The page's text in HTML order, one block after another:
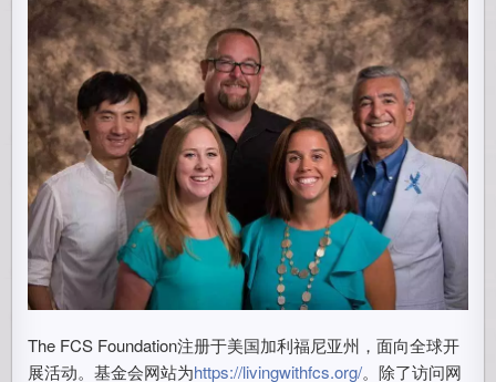
The FCS Foundation注册于美国加利福尼亚州，面向全球开
展活动。基金会网站为https://livingwithfcs.org/。除了访问网